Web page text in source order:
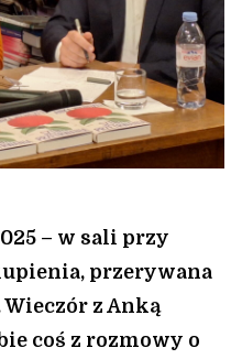
– w sali przy
przerywana
z Anką
coś z rozmowy o